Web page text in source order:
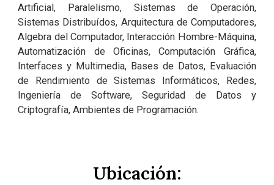
Artificial, Paralelismo, Sistemas de Operación,
Sistemas Distribuídos, Arquitectura de Computadores,
Algebra del Computador, Interacción Hombre-Máquina,
Automatización de Oficinas, Computación Gráfica,
Interfaces y Multimedia, Bases de Datos, Evaluación
de Rendimiento de Sistemas Informáticos, Redes,
Ingeniería de Software, Seguridad de Datos y
Criptografía, Ambientes de Programación.
Ubicación: